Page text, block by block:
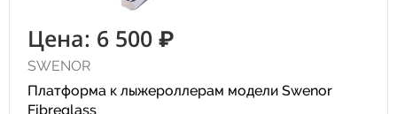
Цена: 6 500 ₽
SWENOR
Платформа к лыжероллерам модели Swenor
Fibreglass